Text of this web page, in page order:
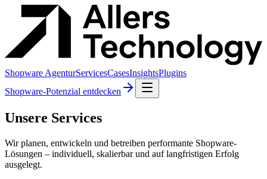
Shopware AgenturServicesCasesInsightsPlugins
Shopware-Potenzial entdecken
Unsere Services
Wir planen, entwickeln und betreiben performante Shopware-
Lösungen – individuell, skalierbar und auf langfristigen Erfolg
ausgelegt.